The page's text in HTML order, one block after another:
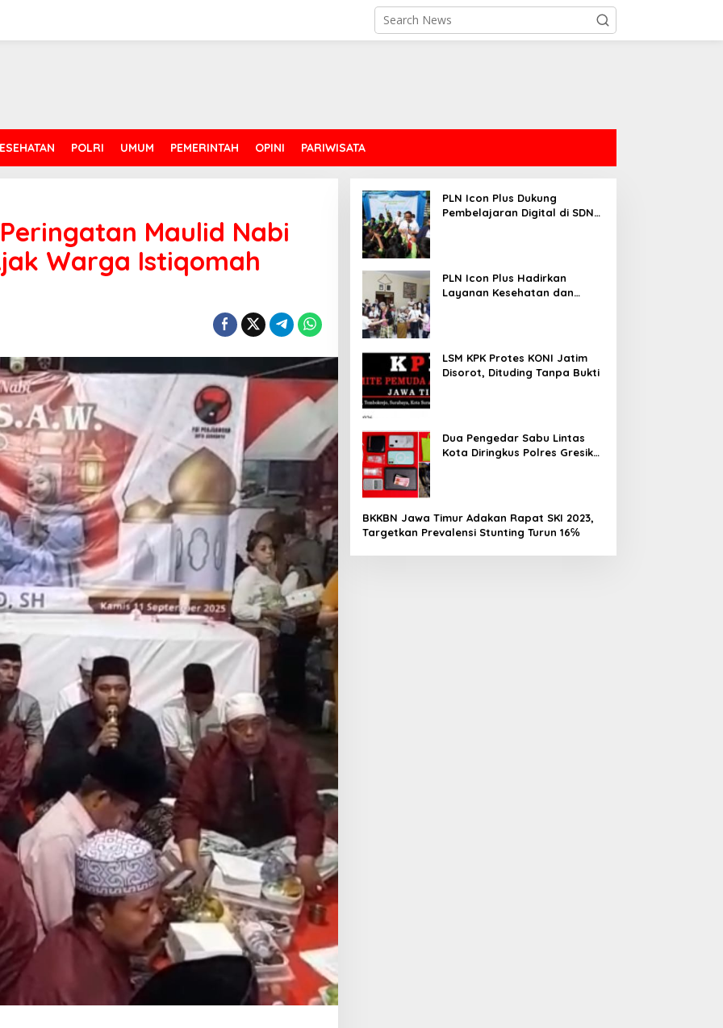
POLRI UMUM PEMERINTAH OPINI PARIWISATA
Maulid Nabi
Warga Istiqomah
PLN Icon Plus Dukung
Pembelajaran Digital di SDN
PLN Icon Plus Hadirkan
Layanan Kesehatan dan
LSM KPK Protes KONI Jatim
Disorot, Dituding Tanpa Bukti
Dua Pengedar Sabu Lintas
Kota Diringkus Polres Gresik
BKKBN Jawa Timur Adakan Rapat SKI 2023,
Targetkan Prevalensi Stunting Turun 16℅